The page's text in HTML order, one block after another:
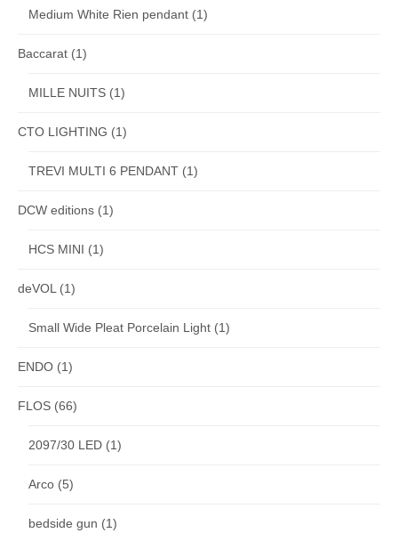
Medium White Rien pendant (1)
Baccarat (1)
MILLE NUITS (1)
CTO LIGHTING (1)
TREVI MULTI 6 PENDANT (1)
DCW editions (1)
HCS MINI (1)
deVOL (1)
Small Wide Pleat Porcelain Light (1)
ENDO (1)
FLOS (66)
2097/30 LED (1)
Arco (5)
bedside gun (1)